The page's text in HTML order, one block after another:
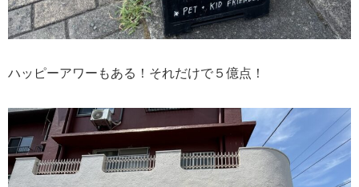
ハッピーアワーもある！それだけで５億点！